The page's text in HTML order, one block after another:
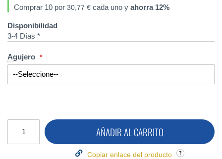
Comprar 10 por 30,77 € cada uno y ahorra 12%
Disponibilidad
3-4 Días *
Agujero
AÑADIR AL CARRITO
Copiar enlace del producto